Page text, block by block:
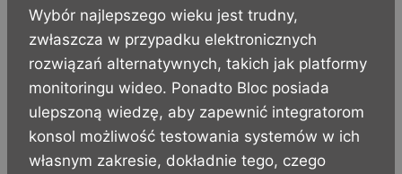
Wybór najlepszego wieku jest trudny,
zwłaszcza w przypadku elektronicznych
rozwiązań alternatywnych, takich jak platformy
monitoringu wideo. Ponadto Bloc posiada
ulepszoną wiedzę, aby zapewnić integratorom
konsol możliwość testowania systemów w ich
własnym zakresie, dokładnie tego, czego